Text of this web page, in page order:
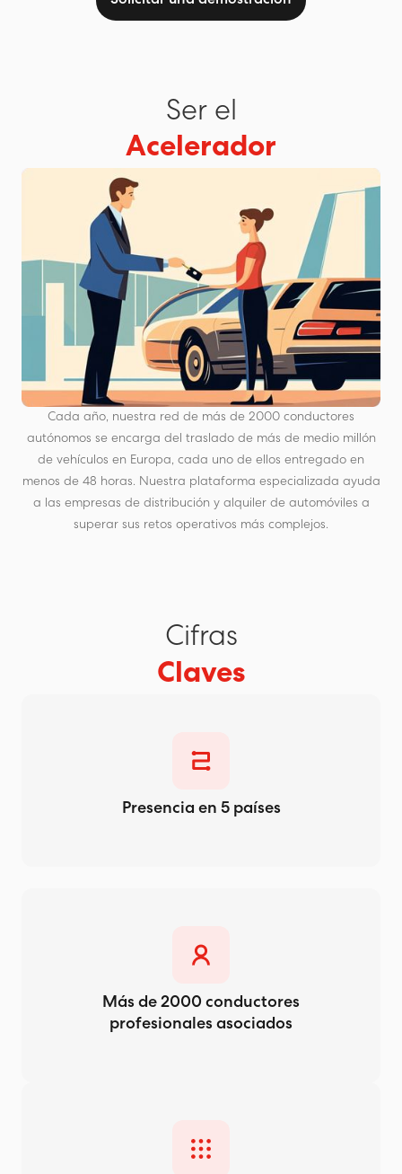
Ser el
Acelerador
Cada año, nuestra red de más de 2000 conductores
autónomos se encarga del traslado de más de medio millón
de vehículos en Europa, cada uno de ellos entregado en
menos de 48 horas. Nuestra plataforma especializada ayuda
a las empresas de distribución y alquiler de automóviles a
superar sus retos operativos más complejos.
Cifras
Claves
Presencia en 5 países
Más de 2000 conductores
profesionales asociados